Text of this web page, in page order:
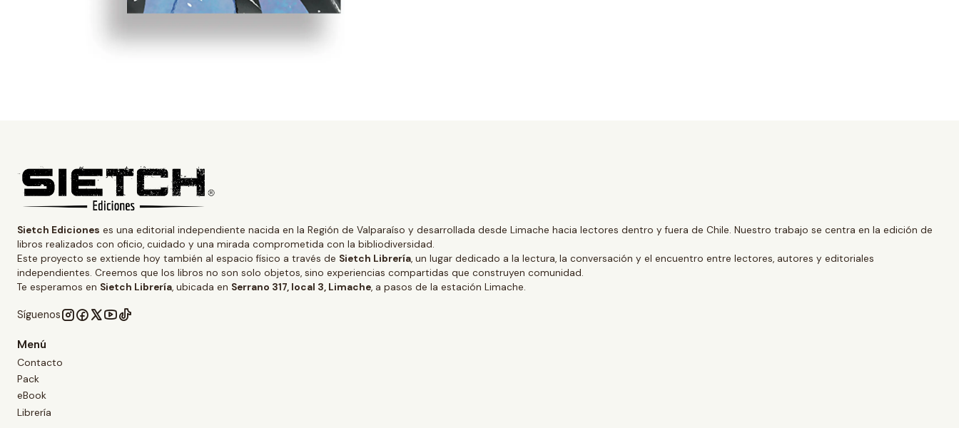
Sietch Ediciones es una editorial independiente nacida en la Región de Valparaíso y desarrollada desde Limache hacia lectores dentro y fuera de Chile. Nuestro trabajo se centra en la edición de
libros realizados con oficio, cuidado y una mirada comprometida con la bibliodiversidad.
Este proyecto se extiende hoy también al espacio físico a través de Sietch Librería, un lugar dedicado a la lectura, la conversación y el encuentro entre lectores, autores y editoriales
independientes. Creemos que los libros no son solo objetos, sino experiencias compartidas que construyen comunidad.
Te esperamos en Sietch Librería, ubicada en Serrano 317, local 3, Limache, a pasos de la estación Limache.
Síguenos
Menú
Contacto
Pack
eBook
Librería